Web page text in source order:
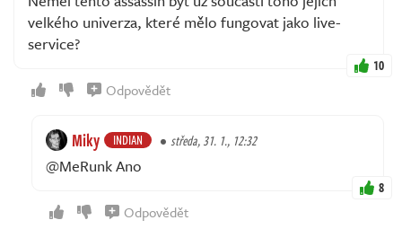
velkého univerza, které mělo fungovat jako live-
service?
10
Odpovědět
Miky INDIAN středa, 31. 1., 12:32
@MeRunk Ano
8
Odpovědět